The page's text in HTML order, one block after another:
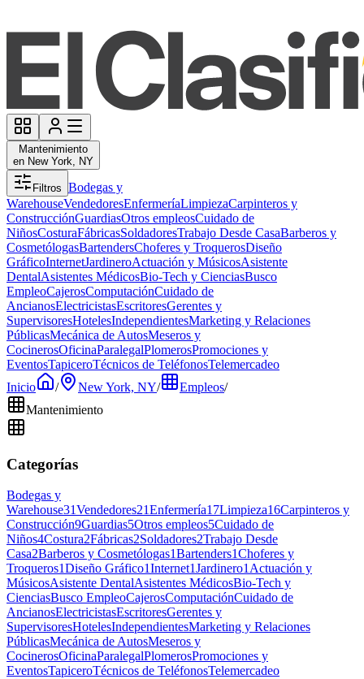
Mantenimiento
en New York, NY
Filtros Bodegas y
WarehouseVendedoresEnfermeríaLimpiezaCarpinteros y
ConstrucciónGuardiasOtros empleosCuidado de
NiñosCosturaFábricasSoldadoresTrabajo Desde CasaBarberos y
CosmetólogasBartendersChoferes y TroquerosDiseño
GráficoInternetJardineroActuación y MúsicosAsistente
DentalAsistentes MédicosBio-Tech y CienciasBusco
EmpleoCajerosComputaciónCuidado de
AncianosElectricistasEscritoresGerentes y
SupervisoresHotelesIndependientesMarketing y Relaciones
PúblicasMecánica de AutosMeseros y
CocinerosOficinaParalegalPlomerosPromociones y
EventosTapiceroTécnicos de TeléfonosTelemercadeo
Inicio
/ New York, NY/ Empleos/
Mantenimiento
Categorías
Bodegas y
Warehouse31Vendedores21Enfermería17Limpieza16Carpinteros y
Construcción9Guardias5Otros empleos5Cuidado de
Niños4Costura2Fábricas2Soldadores2Trabajo Desde
Casa2Barberos y Cosmetólogas1Bartenders1Choferes y
Troqueros1Diseño Gráfico1Internet1Jardinero1Actuación y
MúsicosAsistente DentalAsistentes MédicosBio-Tech y
CienciasBusco EmpleoCajerosComputaciónCuidado de
AncianosElectricistasEscritoresGerentes y
SupervisoresHotelesIndependientesMarketing y Relaciones
PúblicasMecánica de AutosMeseros y
CocinerosOficinaParalegalPlomerosPromociones y
EventosTapiceroTécnicos de TeléfonosTelemercadeo